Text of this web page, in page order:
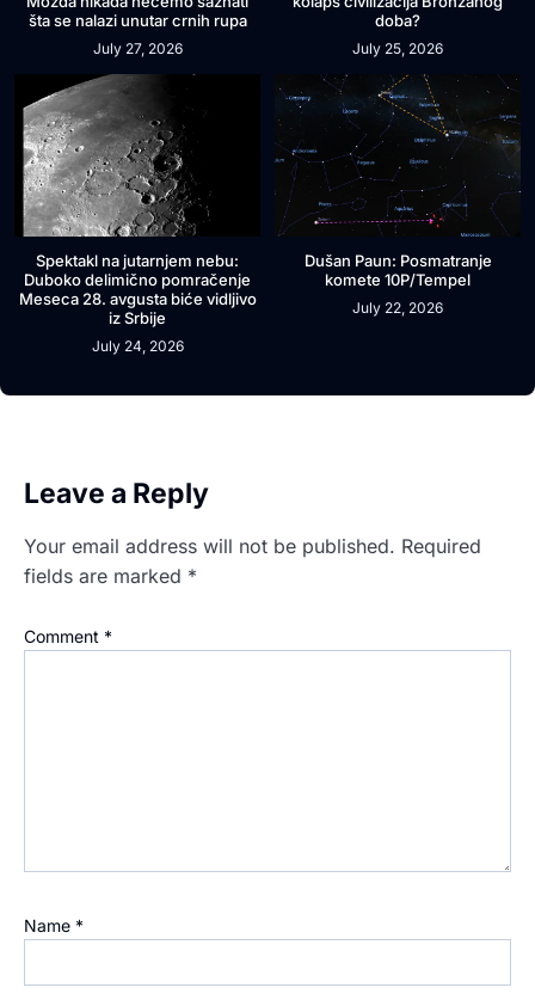
šta se nalazi unutar crnih rupa
July 27, 2026
doba?
July 25, 2026
Spektakl na jutarnjem nebu:
Duboko delimično pomračenje
Meseca 28. avgusta biće vidljivo
iz Srbije
July 24, 2026
Dušan Paun: Posmatranje
komete 10P/Tempel
July 22, 2026
Leave a Reply
Your email address will not be published. Required
fields are marked *
Comment *
Name *